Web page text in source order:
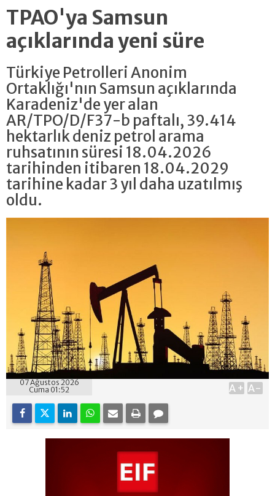
TPAO'ya Samsun
açıklarında yeni süre
Türkiye Petrolleri Anonim
Ortaklığı'nın Samsun açıklarında
Karadeniz'de yer alan
AR/TPO/D/F37-b paftalı, 39.414
hektarlık deniz petrol arama
ruhsatının süresi 18.04.2026
tarihinden itibaren 18.04.2029
tarihine kadar 3 yıl daha uzatılmış
oldu.
07 Ağustos 2026
Cuma 01:52
A+ A-